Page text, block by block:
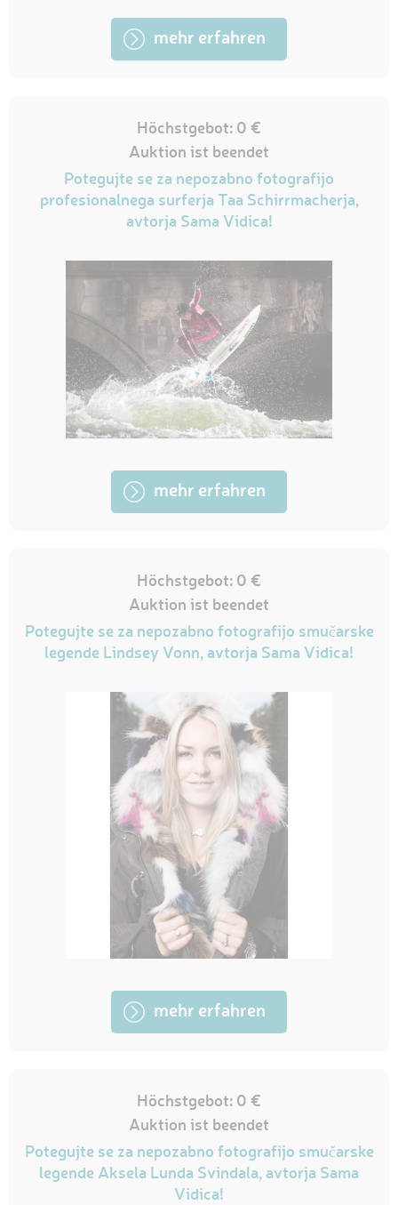
mehr erfahren
Höchstgebot: 0 €
Auktion ist beendet
Potegujte se za nepozabno fotografijo
profesionalnega surferja Taa Schirrmacherja,
avtorja Sama Vidica!
mehr erfahren
Höchstgebot: 0 €
Auktion ist beendet
Potegujte se za nepozabno fotografijo smučarske
legende Lindsey Vonn, avtorja Sama Vidica!
mehr erfahren
Höchstgebot: 0 €
Auktion ist beendet
Potegujte se za nepozabno fotografijo smučarske
legende Aksela Lunda Svindala, avtorja Sama
Vidica!